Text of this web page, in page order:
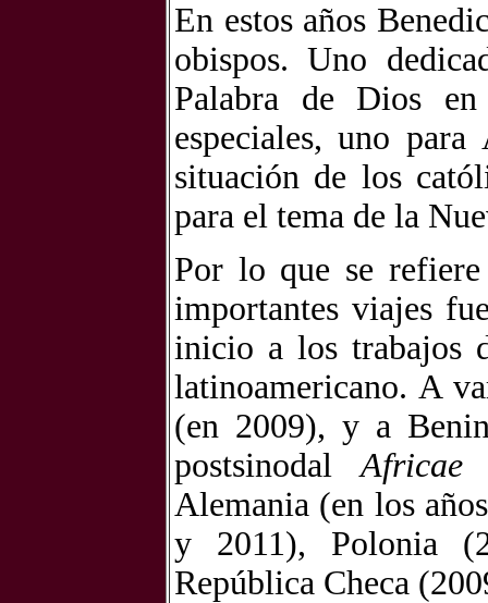
En estos años
obispos. Uno
Palabra de Dios
especiales, uno
situación de los
para el tema de la
Por lo que se
importantes viajes
inicio a los trabajos
latinoamericano. A
(en 2009), y a
postsinodalAfricae
Alemania (en los
y 2011), Polonia
República Checa